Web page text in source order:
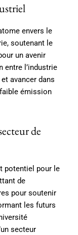
envers le
soutenant le
un avenir
entre l’industrie
avancer dans
émission
de
potentiel pour le
de
pour soutenir
les futurs
secteur